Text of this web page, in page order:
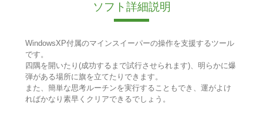
ソフト詳細説明
WindowsXP付属のマインスイーパーの操作を支援するツール
です。
四隅を開いたり(成功するまで試行させられます)、明らかに爆
弾がある場所に旗を立てたりできます。
また、簡単な思考ルーチンを実行することもでき、運がよけ
ればかなり素早くクリアできるでしょう。